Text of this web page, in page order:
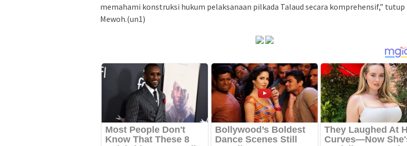
memahami konstruksi hukum pelaksanaan pilkada Talaud secara komprehensif,” tutup
Mewoh.(un1)